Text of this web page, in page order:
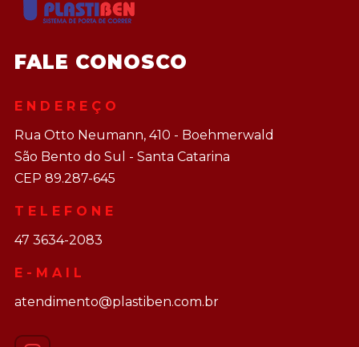
FALE CONOSCO
ENDEREÇO
Rua Otto Neumann, 410 - Boehmerwald
São Bento do Sul - Santa Catarina
CEP 89.287-645
TELEFONE
47 3634-2083
E-MAIL
atendimento@plastiben.com.br